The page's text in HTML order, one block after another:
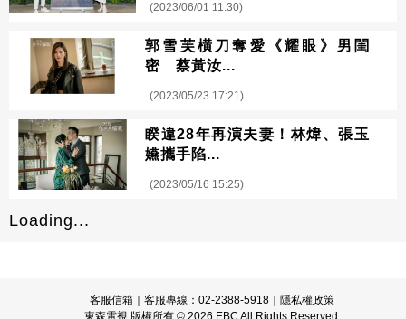
(2023/06/01 11:30)
郭雪芙橫刀奪愛《耀眼》男閨
密 蔡黃汝...
(2023/05/23 17:21)
睽違28年再演夫妻！林煒、張玉
嬿攜手陷...
(2023/05/16 15:25)
Loading...
客服信箱 ｜客服專線：02-2388-5918｜ 隱私權政策
東森電視 版權所有 © 2026 EBC All Rights Reserved.